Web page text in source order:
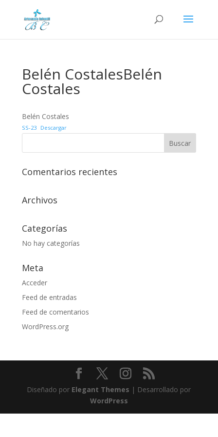
Belén CostalesBelén
Costales
Belén Costales
SS-23 Descargar
Comentarios recientes
Archivos
Categorías
No hay categorías
Meta
Acceder
Feed de entradas
Feed de comentarios
WordPress.org
Diseñado por Elegant Themes | Desarrollado por
WordPress